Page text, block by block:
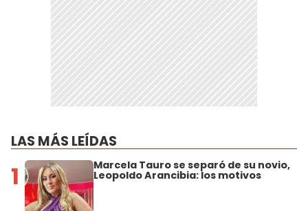
LAS MÁS LEÍDAS
1 Marcela Tauro se separó de su novio,
Leopoldo Arancibia: los motivos